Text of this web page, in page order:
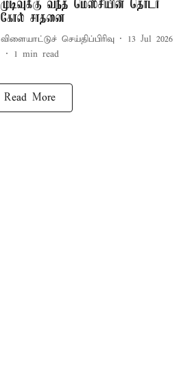
முடிவுக்கு வந்த மெஸ்சியின் தொடர்
கோல் சாதனை
விளையாட்டுச் செய்திப்பிரிவு
13 Jul 2026
1 min read
Read More